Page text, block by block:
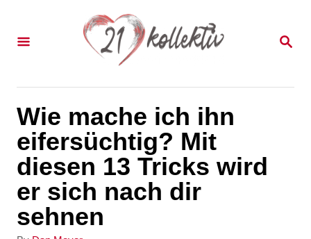
S
R
Wie mache ich ihn
eifersüchtig? Mit
diesen 13 Tricks wird
er sich nach dir
sehnen